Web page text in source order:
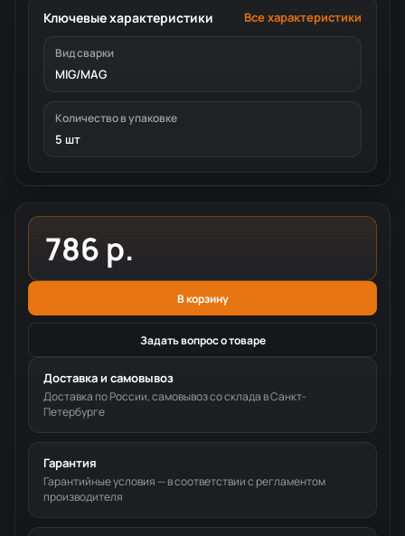
Ключевые характеристики Все характеристики
Вид сварки
MIG/MAG
Количество в упаковке
5 шт
786 р.
В корзину
Задать вопрос о товаре
Доставка и самовывоз
Доставка по России, самовывоз со склада в Санкт-
Петербурге
Гарантия
Гарантийные условия — в соответствии с регламентом
производителя